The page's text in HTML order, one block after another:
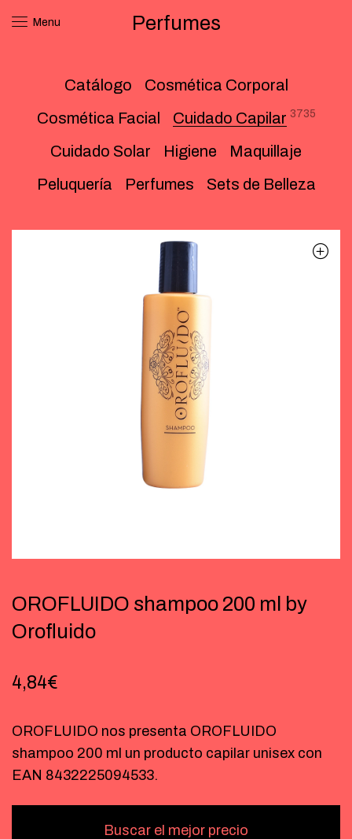
Menu Perfumes
Catálogo
Cosmética Corporal
Cosmética Facial
Cuidado Capilar 3735
Cuidado Solar Higiene
Maquillaje
Peluquería
Perfumes Sets de Belleza
OROFLUIDO shampoo 200 ml by
Orofluido
4,84€
OROFLUIDO nos presenta OROFLUIDO
shampoo 200 ml un producto capilar unisex con
EAN 8432225094533.
Buscar el mejor precio